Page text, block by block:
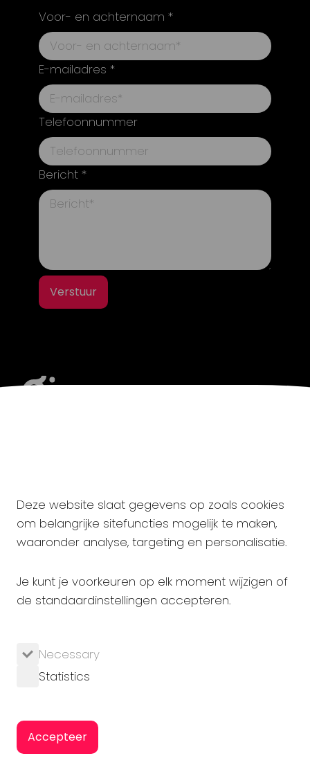
Deze website slaat gegevens op zoals cookies
om belangrijke sitefuncties mogelijk te maken,
waaronder analyse, targeting en personalisatie.
Je kunt je voorkeuren op elk moment wijzigen of
de standaardinstellingen accepteren.
Necessary
Statistics
Accepteer
Voor- en achternaam *
E-mailadres *
Telefoonnummer
Bericht *
Verstuur
Achtseweg Zuid 159R 5651 GW Eindhoven
Privacy statement
Cookies beheren
2026 Copyright GI All rights reserved
Website van